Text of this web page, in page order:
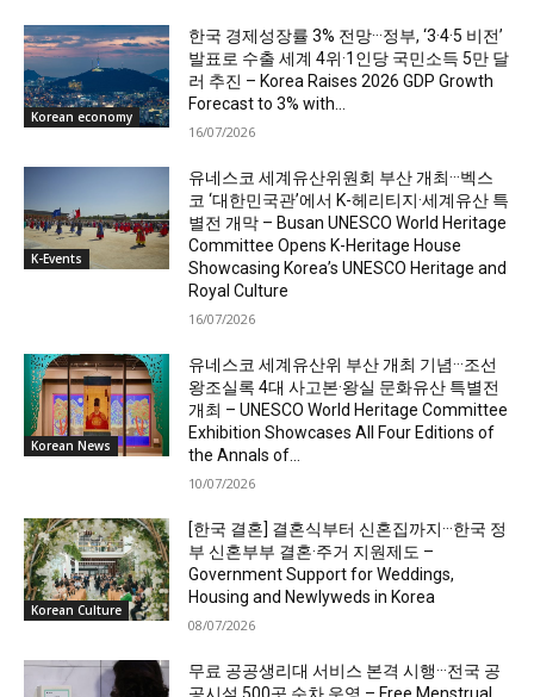
Korean economy
한국 경제성장률 3% 전망···정부, ‘3·4·5 비전’
발표로 수출 세계 4위·1인당 국민소득 5만 달
러 추진 – Korea Raises 2026 GDP Growth
Forecast to 3% with...
16/07/2026
K-Events
유네스코 세계유산위원회 부산 개최···벡스
코 ‘대한민국관’에서 K-헤리티지·세계유산 특
별전 개막 – Busan UNESCO World Heritage
Committee Opens K-Heritage House
Showcasing Korea’s UNESCO Heritage and
Royal Culture
16/07/2026
Korean News
유네스코 세계유산위 부산 개최 기념···조선
왕조실록 4대 사고본·왕실 문화유산 특별전
개최 – UNESCO World Heritage Committee
Exhibition Showcases All Four Editions of
the Annals of...
10/07/2026
Korean Culture
[한국 결혼] 결혼식부터 신혼집까지···한국 정
부 신혼부부 결혼·주거 지원제도 –
Government Support for Weddings,
Housing and Newlyweds in Korea
08/07/2026
무료 공공생리대 서비스 본격 시행···전국 공